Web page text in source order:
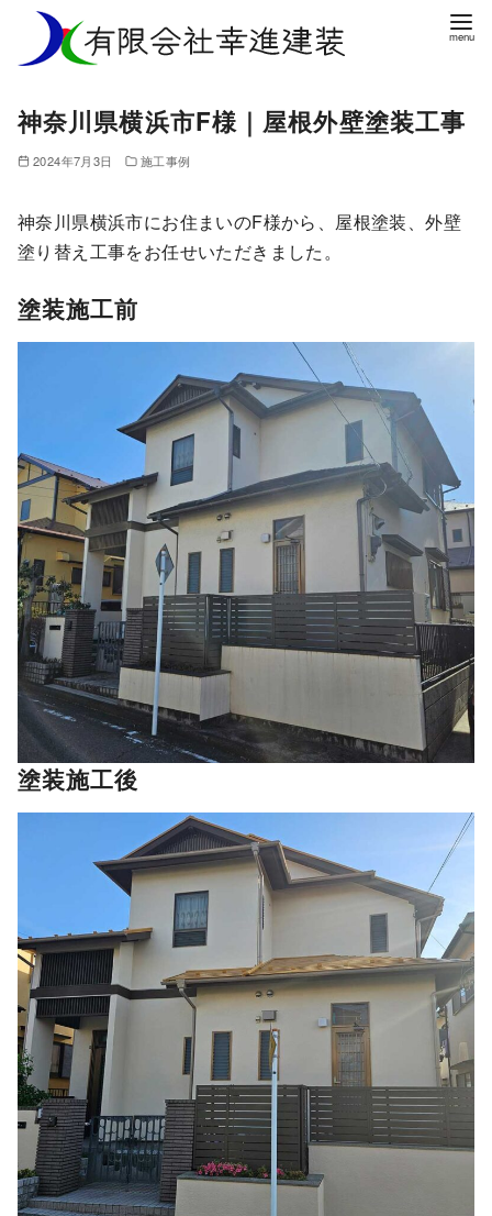
ツ神奈川県横浜市F様｜屋根外壁塗装工事
2024年7月3日 施工事例
神奈川県横浜市にお住まいのF様から、屋根塗装、外壁
塗り替え工事をお任せいただきました。
塗装施工前
塗装施工後